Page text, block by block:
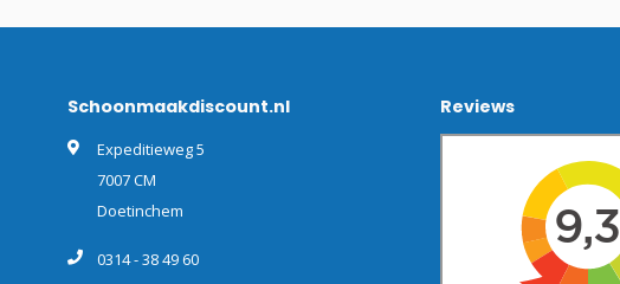
Schoonmaakdiscount.nl
Expeditieweg 5
7007 CM
Doetinchem
0314 - 38 49 60
Reviews